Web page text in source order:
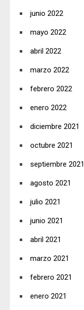
junio 2022
mayo 2022
abril 2022
marzo 2022
febrero 2022
enero 2022
diciembre 2021
octubre 2021
septiembre 2021
agosto 2021
julio 2021
junio 2021
abril 2021
marzo 2021
febrero 2021
enero 2021